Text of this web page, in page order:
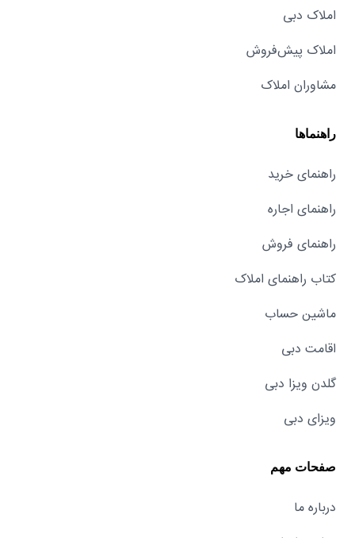
املاک دبی
املاک پیش‌فروش
مشاوران املاک
راهنماها
راهنمای خرید
راهنمای اجاره
راهنمای فروش
کتاب راهنمای املاک
ماشین حساب
اقامت دبی
گلدن ویزا دبی
ویزای دبی
صفحات مهم
درباره ما